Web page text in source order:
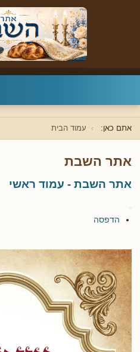
אתם כאן: עמוד הבית
אתר השבת
אתר השבת - עמוד ראשי
הדפסה